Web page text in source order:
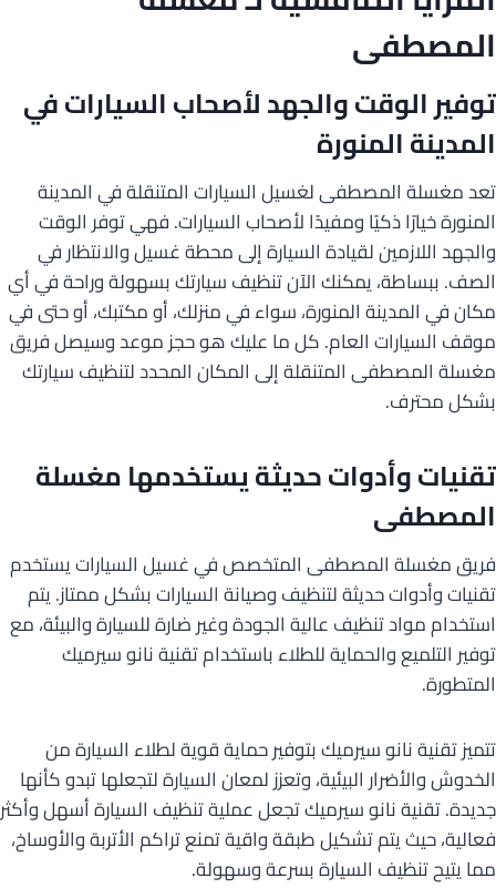
المصطفى
توفير الوقت والجهد لأصحاب السيارات في
المدينة المنورة
تعد مغسلة المصطفى لغسيل السيارات المتنقلة في المدينة
المنورة خيارًا ذكيًا ومفيدًا لأصحاب السيارات. فهي توفر الوقت
والجهد اللازمين لقيادة السيارة إلى محطة غسيل والانتظار في
الصف. ببساطة، يمكنك الآن تنظيف سيارتك بسهولة وراحة في أي
مكان في المدينة المنورة، سواء في منزلك، أو مكتبك، أو حتى في
موقف السيارات العام. كل ما عليك هو حجز موعد وسيصل فريق
مغسلة المصطفى المتنقلة إلى المكان المحدد لتنظيف سيارتك
بشكل محترف.
تقنيات وأدوات حديثة يستخدمها مغسلة
المصطفى
فريق مغسلة المصطفى المتخصص في غسيل السيارات يستخدم
تقنيات وأدوات حديثة لتنظيف وصيانة السيارات بشكل ممتاز. يتم
استخدام مواد تنظيف عالية الجودة وغير ضارة للسيارة والبيئة، مع
توفير التلميع والحماية للطلاء باستخدام تقنية نانو سيرميك
المتطورة.
تتميز تقنية نانو سيرميك بتوفير حماية قوية لطلاء السيارة من
الخدوش والأضرار البيئية، وتعزز لمعان السيارة لتجعلها تبدو كأنها
جديدة. تقنية نانو سيرميك تجعل عملية تنظيف السيارة أسهل وأكثر
فعالية، حيث يتم تشكيل طبقة واقية تمنع تراكم الأتربة والأوساخ،
مما يتيح تنظيف السيارة بسرعة وسهولة.